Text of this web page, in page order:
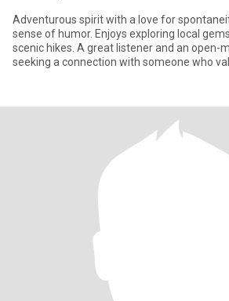
Adventurous spirit with a love for
sense of humor. Enjoys exploring local
scenic hikes. A great listener and an open-
seeking a connection with someone who